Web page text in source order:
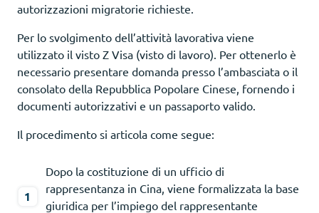
autorizzazioni migratorie richieste.
Per lo svolgimento dell’attività lavorativa viene
utilizzato il visto Z Visa (visto di lavoro). Per ottenerlo è
necessario presentare domanda presso l’ambasciata o il
consolato della Repubblica Popolare Cinese, fornendo i
documenti autorizzativi e un passaporto valido.
Il procedimento si articola come segue:
Dopo la costituzione di un ufficio di
rappresentanza in Cina, viene formalizzata la base
giuridica per l’impiego del rappresentante